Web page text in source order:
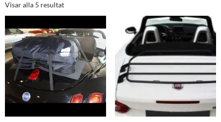
Visar alla 5 resultat